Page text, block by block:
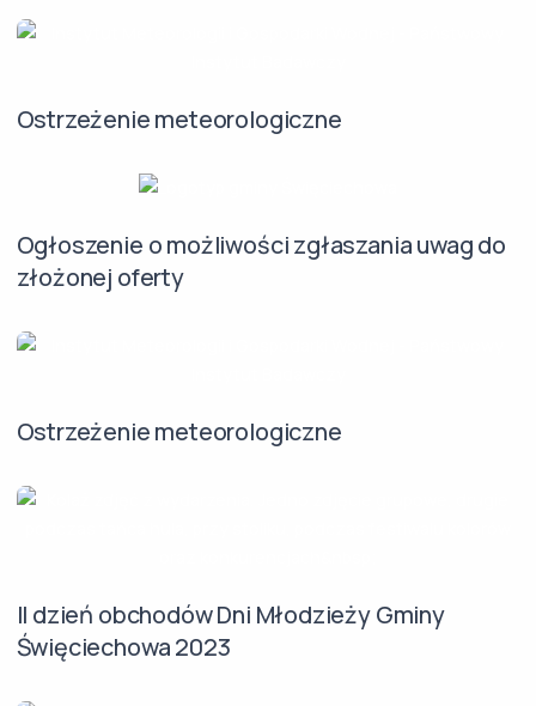
Ostrzeżenie meteorologiczne
Ogłoszenie o możliwości zgłaszania uwag do
złożonej oferty
Ostrzeżenie meteorologiczne
II dzień obchodów Dni Młodzieży Gminy
Święciechowa 2023